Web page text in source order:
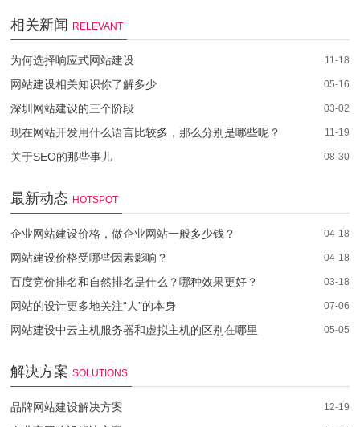
相关新闻 RELEVANT
为何选择响应式网站建设 11-18
网站建设相关知识你了解多少 05-16
深圳网站建设的三个阶段 03-02
现在网站开发用什么语言比较多，那么分别是哪些呢？ 11-19
关于SEO的那些事儿 08-30
最新动态 HOTSPOT
企业网站建设价格，做企业网站一般多少钱？ 04-18
网站建设价格受哪些因素影响？ 04-18
百度竞价排名和自然排名是什么？哪种效果更好？ 03-18
网站的设计更多地关注“人”的本身 07-06
网站建设中云主机服务器和虚拟主机的区别在哪里 05-05
解决方案 SOLUTIONS
品牌网站建设解决方案 12-19